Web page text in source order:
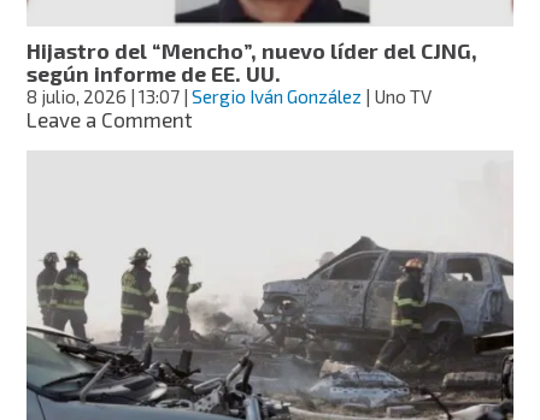
Hijastro del “Mencho”, nuevo líder del CJNG,
según informe de EE. UU.
8 julio, 2026 | 13:07 |Sergio Iván González | Uno TV
Leave a Commenton
del
CJNG,
según
informe
de
EE.
UU.